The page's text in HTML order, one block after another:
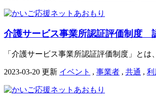
介護サービス事業所認証評価制度
「介護サービス事業所認証評価制度」と
2023-03-20 更新 イベント , 事業者 , 共通 , 利